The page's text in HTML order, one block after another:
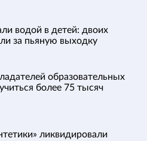
водой в детей: двоих
за пьяную выходку
образовательных
более 75 тысяч
ликвидировали